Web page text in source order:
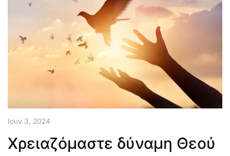
Ιουν 3, 2024
Χρειαζόμαστε δύναμη Θεού